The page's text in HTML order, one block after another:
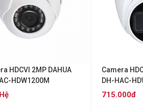
HDCVI 2MP DAHUA
HDW1200M
Camera
DH-HAC-
715.000đ